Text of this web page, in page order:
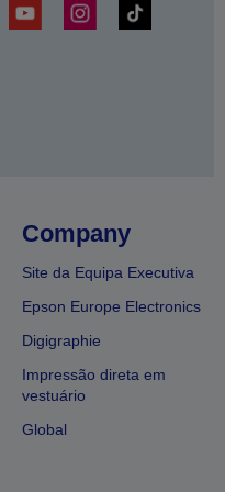
Company
Site da Equipa Executiva
Epson Europe Electronics
Digigraphie
Impressão direta em
vestuário
Global